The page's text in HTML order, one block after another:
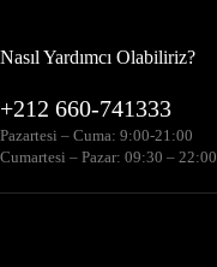
Nasıl Yardımcı Olabiliriz?
+212 660-741333
Pazartesi – Cuma: 9:00-21:00
Cumartesi – Pazar: 09:30 – 22:00